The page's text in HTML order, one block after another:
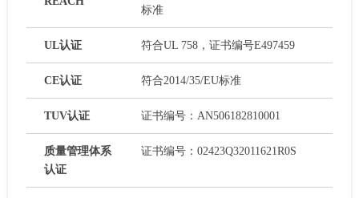
标准
UL认证 符合UL 758，证书编号E497459
CE认证 符合2014/35/EU标准
TUV认证 证书编号：AN506182810001
质量管理体系
认证
证书编号：02423Q32011621R0S